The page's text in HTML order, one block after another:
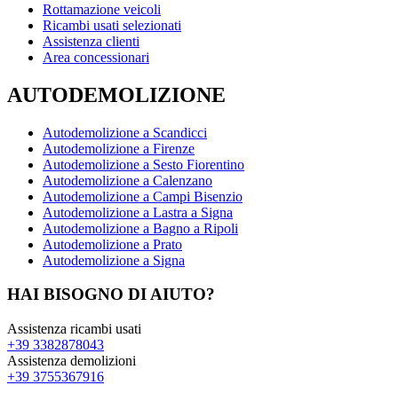
Rottamazione veicoli
Ricambi usati selezionati
Assistenza clienti
Area concessionari
AUTODEMOLIZIONE
Autodemolizione a Scandicci
Autodemolizione a Firenze
Autodemolizione a Sesto Fiorentino
Autodemolizione a Calenzano
Autodemolizione a Campi Bisenzio
Autodemolizione a Lastra a Signa
Autodemolizione a Bagno a Ripoli
Autodemolizione a Prato
Autodemolizione a Signa
HAI BISOGNO DI AIUTO?
Assistenza ricambi usati
+39 3382878043
Assistenza demolizioni
+39 3755367916